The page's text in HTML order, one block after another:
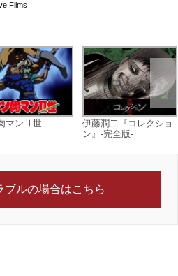
Films
マンⅡ世
伊藤潤二『コレクショ
ン』-完全版-
ブルの場合はこちら